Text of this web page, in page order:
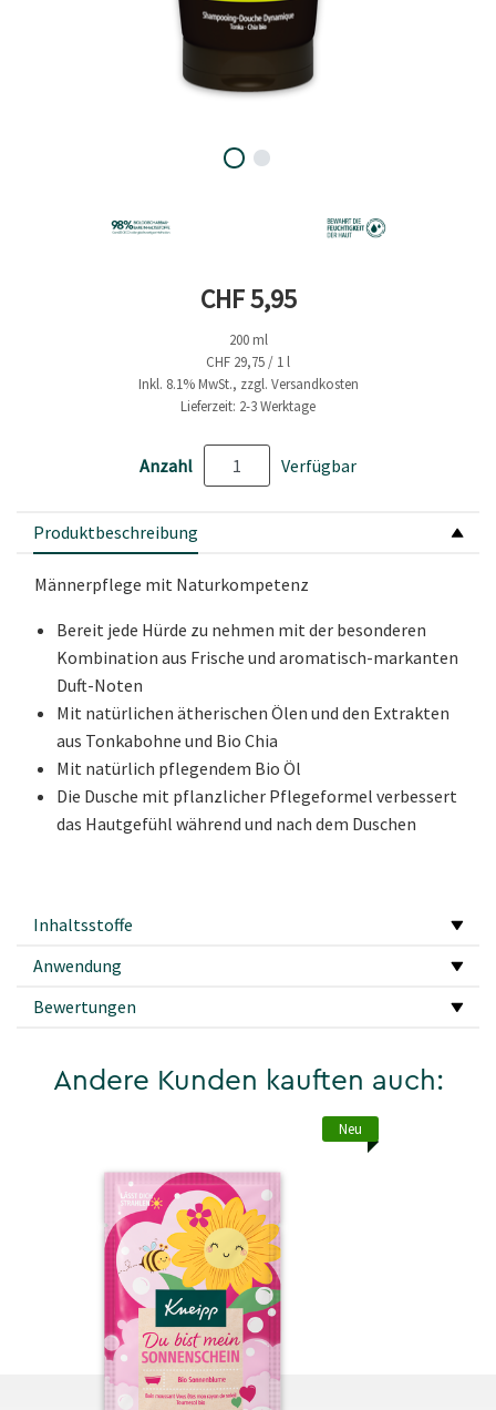
Aktueller Preis
CHF 5,95
200 ml
CHF 29,75 / 1 l
Inkl. 8.1% MwSt., zzgl. Versandkosten
Lieferzeit: 2-3 Werktage
Anzahl Verfügbar
Produktbeschreibung
Männerpflege mit Naturkompetenz
Bereit jede Hürde zu nehmen mit der besonderen
Kombination aus Frische und aromatisch-markanten
Duft-Noten
Mit natürlichen ätherischen Ölen und den Extrakten
aus Tonkabohne und Bio Chia
Mit natürlich pflegendem Bio Öl
Die Dusche mit pflanzlicher Pflegeformel verbessert
das Hautgefühl während und nach dem Duschen
Inhaltsstoffe
Anwendung
Bewertungen
Andere Kunden kauften auch:
Neu